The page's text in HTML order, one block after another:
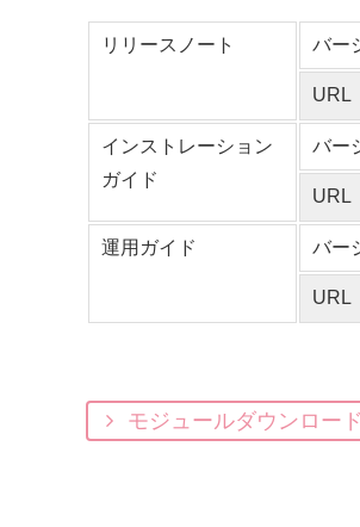
リリースノート バー
URL
インストレーション
ガイド
バー
URL
運用ガイド バー
URL
モジュールダウンロー